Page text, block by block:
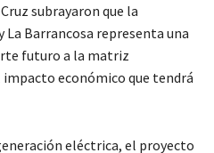
subrayaron que la
La Barrancosa representa una
futuro a la matriz
económico que tendrá
eléctrica, el proyecto